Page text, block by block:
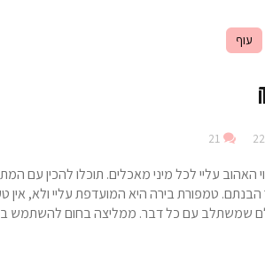
עוף
22
21
האהוב עליי לכל מיני מאכלים. תוכלו להכין עם
טמפורת בירה היא המועדפת עליי ולא,
שמשתלב עם כל דבר. ממליצה בחום להשתמש